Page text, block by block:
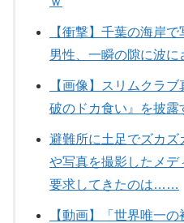
【衝撃】千葉の海岸
男性、一瞬の隙に波に
【画像】スリムクラ
破のドカ食い』を披露
避難所に土足でズカ
や写真を撮影したメデ
要求してきたのは……
【動画】「世界唯一